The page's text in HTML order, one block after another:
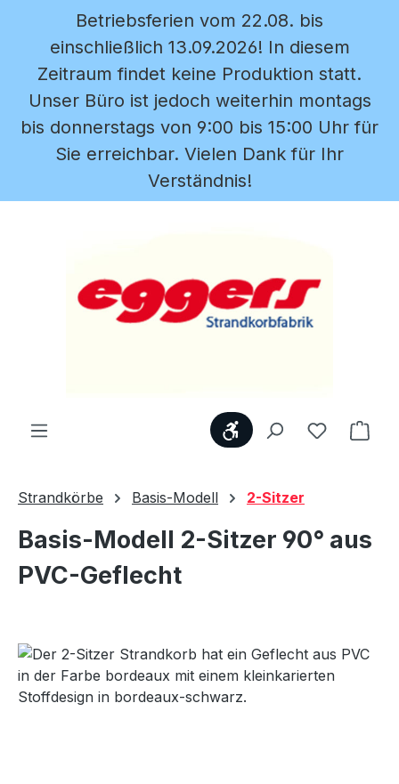
Zum Hauptinhalt springen
Betriebsferien vom 22.08. bis
einschließlich 13.09.2026! In diesem
Zeitraum findet keine Produktion statt.
Unser Büro ist jedoch weiterhin montags
bis donnerstags von 9:00 bis 15:00 Uhr für
Sie erreichbar. Vielen Dank für Ihr
Verständnis!
WerkzeugleisteDu hast 0
Strandkörbe Basis-Modell 2-Sitzer
Basis-Modell 2-Sitzer 90° aus
PVC-Geflecht
Bildergalerie überspringen